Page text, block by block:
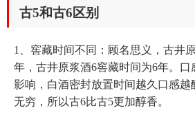
古5和古6区别
1、窖藏时间不同：顾名思义，古井
年，古井原浆酒6窖藏时间为6年。
影响，白酒密封放置时间越久口感越
无穷，所以古6比古5更加醇香。